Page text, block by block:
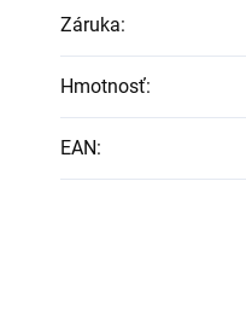
Záruka:
Hmotnosť:
EAN: